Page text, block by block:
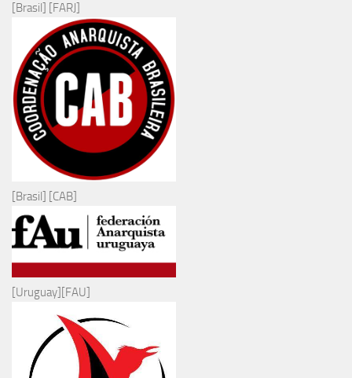
[Brasil] [FARJ]
[Brasil] [CAB]
[Uruguay][FAU]